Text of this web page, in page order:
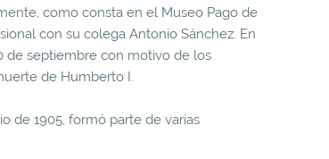
como consta en el Museo Pago de
con su colega Antonio Sánchez. En
de septiembre con motivo de los
de Humberto I.
de 1905, formó parte de varias